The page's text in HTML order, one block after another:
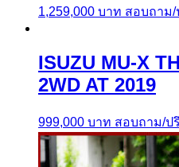
1,259,000 บาท สอบถาม/
ISUZU MU-X
2WD AT 2019
999,000 บาท สอบถาม/ป